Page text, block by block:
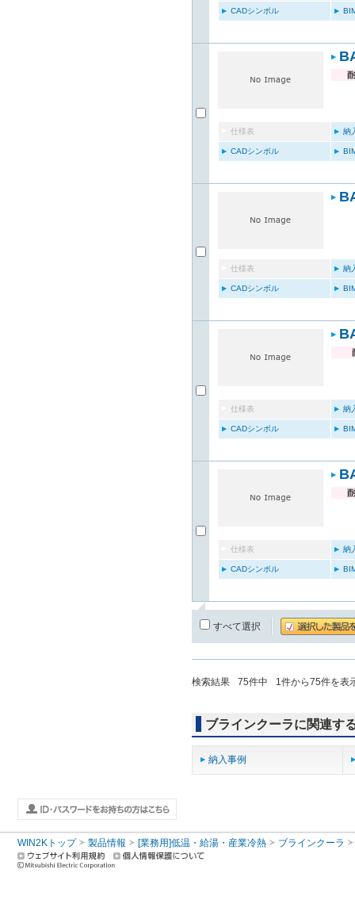
CADシンボル
仕様表 納
CADシンボル
仕様表 納
CADシンボル
仕様表 納
CADシンボル
仕様表 納
CADシンボル
すべて選択
検索結果 75件中 1件から75件を表
ブラインクーラに関連す
納入事例
WIN2Kトップ 製品情報 [業務用]低温・給湯・産業冷熱 ブラインクーラ